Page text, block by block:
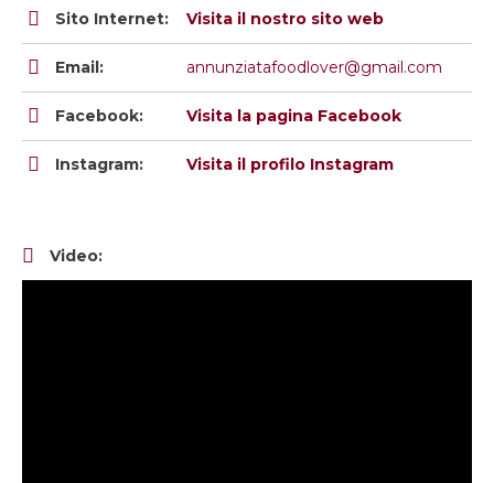
Sito Internet: Visita il nostro sito web
Email: annunziatafoodlover@gmail.com
Facebook: Visita la pagina Facebook
Instagram: Visita il profilo Instagram
Video: